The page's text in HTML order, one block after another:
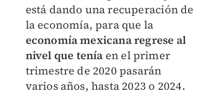
está dando una recuperación de
la economía, para que la
economía mexicana regrese al
nivel que tenía en el primer
trimestre de 2020 pasarán
varios años, hasta 2023 o 2024.